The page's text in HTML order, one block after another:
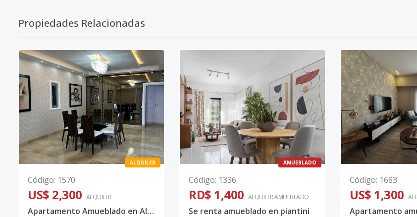
Propiedades Relacionadas
ALQUILER
Código: 1570
US$ 2,300 ALQUILER
Apartamento Amueblado en Alquiler en Piantini 245 m²
AMUEBLADO
Código: 1336
RD$ 1,400 ALQUILERAMUEBLADO
Se renta amueblado en piantini
Código: 1683
US$ 1,300